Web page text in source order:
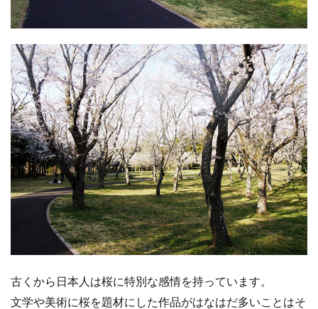
古くから日本人は桜に特別な感情を持っています。
文学や美術に桜を題材にした作品がはなはだ多いことはそ